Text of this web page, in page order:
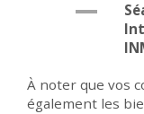
À noter que vos
également les